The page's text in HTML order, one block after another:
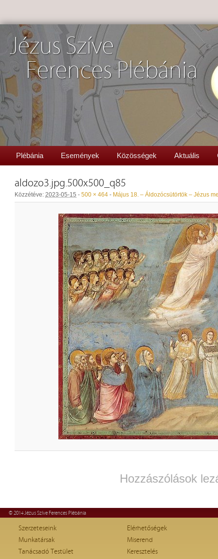
Jézus Szíve
Ferences Plébánia
Plébánia Események Közösségek Aktuális
aldozo3.jpg.500x500_q85
Közzétéve: 2023-05-15 - 500 × 464 - Május 18. – Áldozócsütörtök – Jézus
Hozzászólások
© 2014 Jézus Szíve Ferences Plébánia
Szerzeteseink
Munkatársak
Tanácsadó Testület
Elérhetőségek
Miserend
Keresztelés